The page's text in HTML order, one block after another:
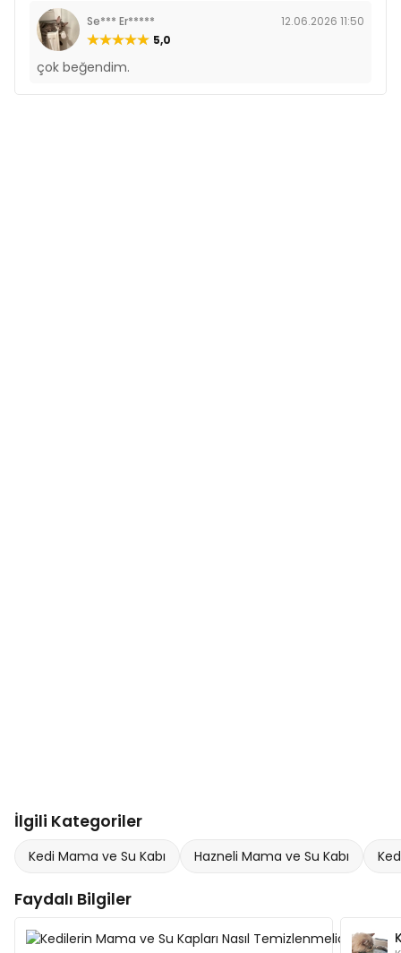
Se*** Er*****
12.06.2026 11:50
5,0
çok beğendim.
İlgili Kategoriler
Kedi Mama ve Su Kabı Hazneli Mama ve Su Kabı
Faydalı Bilgiler